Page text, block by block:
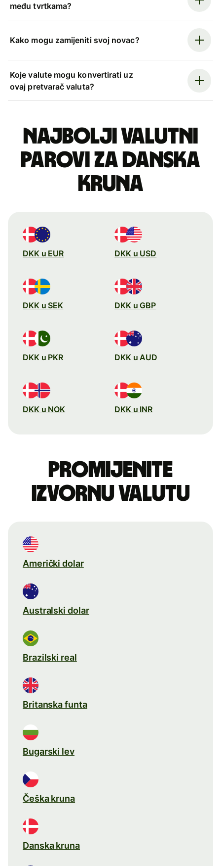
među tvrtkama?
Kako mogu zamijeniti svoj novac?
Koje valute mogu konvertirati uz
ovaj pretvarač valuta?
Najbolji valutni
parovi za danska
kruna
DKK u EUR DKK u USD
DKK u SEK DKK u GBP
DKK u PKR DKK u AUD
DKK u NOK DKK u INR
Promijenite
izvornu valutu
Američki dolar
Australski dolar
Brazilski real
Britanska funta
Bugarski lev
Češka kruna
Danska kruna